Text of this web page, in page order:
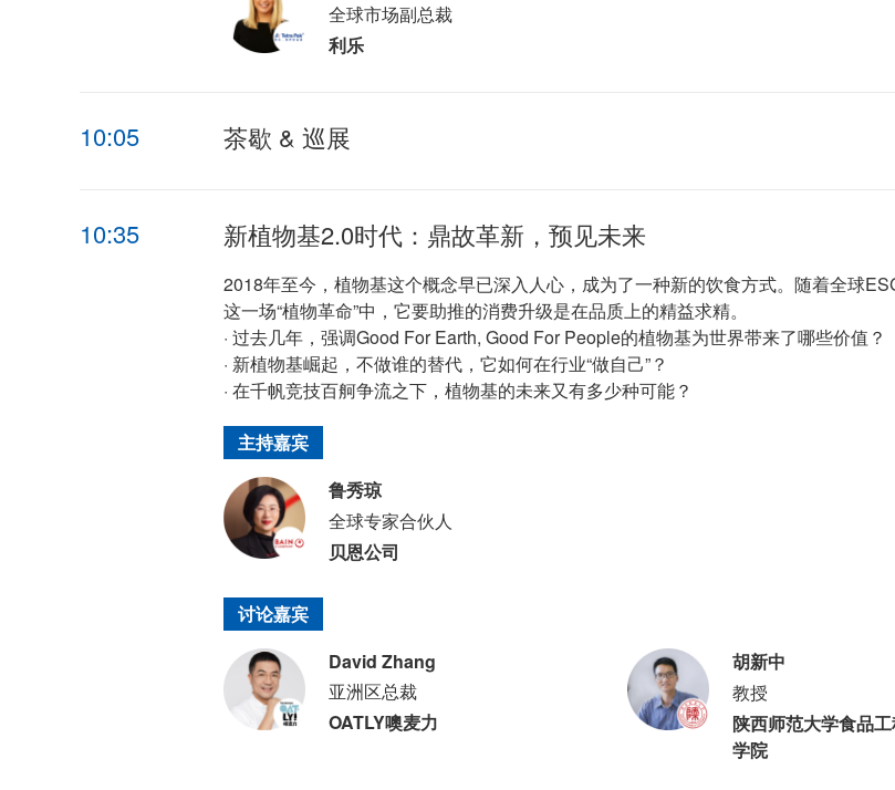
全球市场副总裁
利乐
10:05 茶歇 & 巡展
10:35 新植物基2.0时代：鼎故革新，预见未来
2018年至今，植物基这个概念早已深入人心，成为了一种新的饮食方式。随着全球
这一场“植物革命”中，它要助推的消费升级是在品质上的精益求精。
· 过去几年，强调Good For Earth, Good For People的植物基为世界带来了哪些价值？
· 新植物基崛起，不做谁的替代，它如何在行业“做自己”？
· 在千帆竞技百舸争流之下，植物基的未来又有多少种可能？
主持嘉宾
鲁秀琼
全球专家合伙人
贝恩公司
讨论嘉宾
David Zhang
亚洲区总裁
OATLY噢麦力
胡新中
教授
陕西师范大学食品
学院